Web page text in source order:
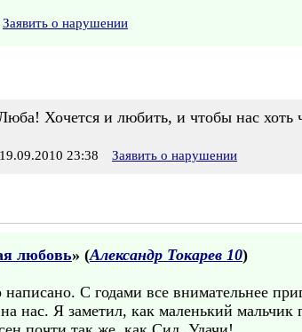
Заявить о нарушении
Хочется и любить, и чтобы нас
23:38 Заявить о нарушении
любовь» (Александр Токарев 10)
С годами все внимательнее
нас. Я заметил, как маленький